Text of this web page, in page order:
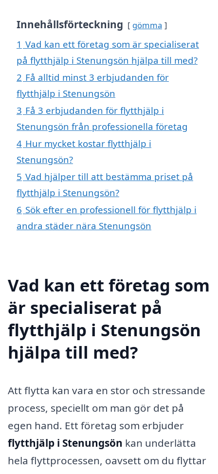
Innehållsförteckning gömma
1 Vad kan ett företag som är specialiserat
på flytthjälp i Stenungsön hjälpa till med?
2 Få alltid minst 3 erbjudanden för
flytthjälp i Stenungsön
3 Få 3 erbjudanden för flytthjälp i
Stenungsön från professionella företag
4 Hur mycket kostar flytthjälp i
Stenungsön?
5 Vad hjälper till att bestämma priset på
flytthjälp i Stenungsön?
6 Sök efter en professionell för flytthjälp i
andra städer nära Stenungsön
Vad kan ett företag som
är specialiserat på
flytthjälp i Stenungsön
hjälpa till med?
Att flytta kan vara en stor och stressande
process, speciellt om man gör det på
egen hand. Ett företag som erbjuder
flytthjälp i Stenungsön kan underlätta
hela flyttprocessen, oavsett om du flyttar